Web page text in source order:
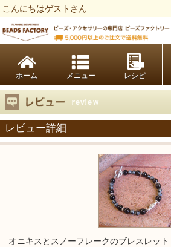
こんにちはゲストさん
ホーム レシピ
レビュー詳細
オニキスとスノーフレークのブレスレット